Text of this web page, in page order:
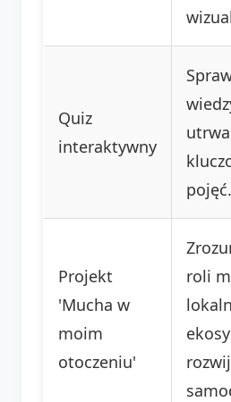
Quiz
interaktywny
pojęć.
Projekt
'Mucha w
moim
otoczeniu'
roli